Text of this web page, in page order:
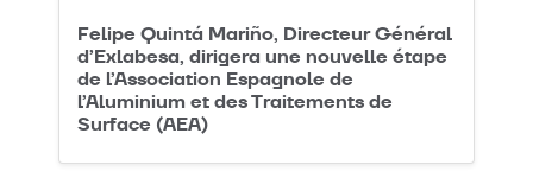
Felipe Quintá Mariño, Directeur Général
d’Exlabesa, dirigera une nouvelle étape
de l’Association Espagnole de
l’Aluminium et des Traitements de
Surface (AEA)